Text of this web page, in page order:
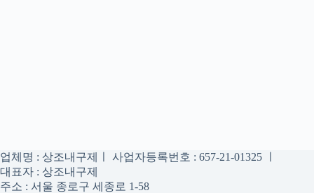
업체명 : 상조내구제ㅣ 사업자등록번호 : 657-21-01325 ㅣ
대표자 : 상조내구제
주소 : 서울 종로구 세종로 1-58